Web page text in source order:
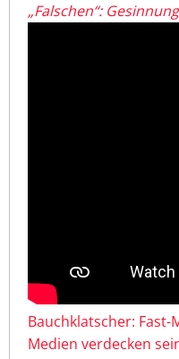
„Falschen“:
Bauchklatscher:
Medien verdecken